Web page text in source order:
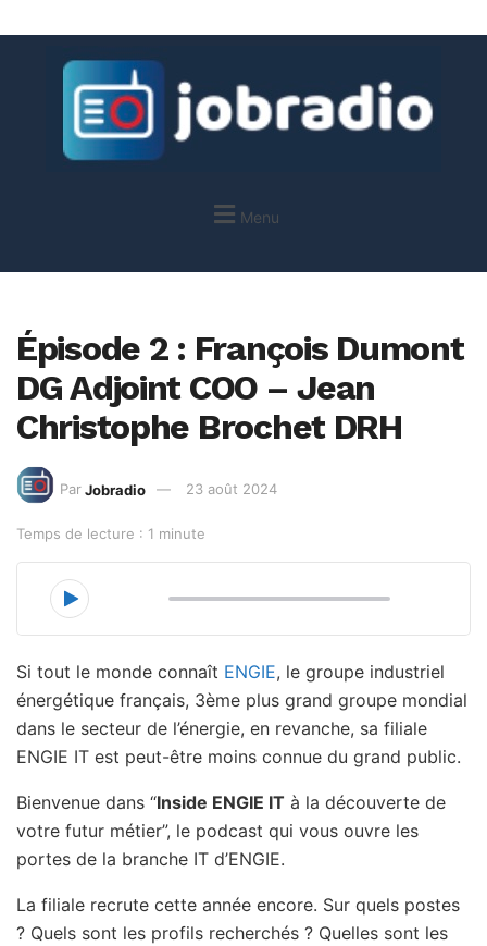
Menu
Épisode 2 : François Dumont
DG Adjoint COO – Jean
Christophe Brochet DRH
Par Jobradio 23 août 2024
Temps de lecture : 1 minute
Si tout le monde connaît ENGIE, le groupe industriel
énergétique français, 3ème plus grand groupe mondial
dans le secteur de l’énergie, en revanche, sa filiale
ENGIE IT est peut-être moins connue du grand public.
Bienvenue dans “Inside ENGIE IT à la découverte de
votre futur métier”, le podcast qui vous ouvre les
portes de la branche IT d’ENGIE.
La filiale recrute cette année encore. Sur quels postes
? Quels sont les profils recherchés ? Quelles sont les